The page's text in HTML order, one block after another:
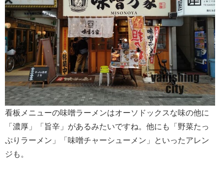
看板メニューの味噌ラーメンはオーソドックスな味の他に
「濃厚」「旨辛」があるみたいですね。他にも「野菜たっ
ぷりラーメン」「味噌チャーシューメン」といったアレン
ジも。